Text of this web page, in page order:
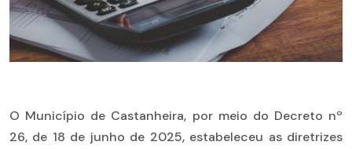
O Município de Castanheira, por meio do Decreto nº
26, de 18 de junho de 2025, estabeleceu as diretrizes